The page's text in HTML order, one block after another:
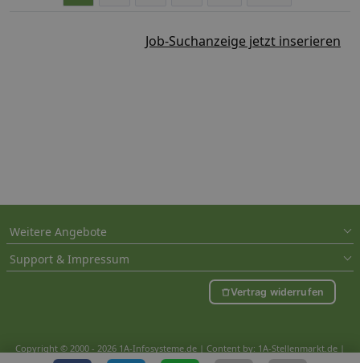
Job-Suchanzeige jetzt inserieren
Weitere Angebote
Support & Impressum
Vertrag widerrufen
Copyright © 2000 - 2026 1A-Infosysteme.de | Content by: 1A-Stellenmarkt.de |